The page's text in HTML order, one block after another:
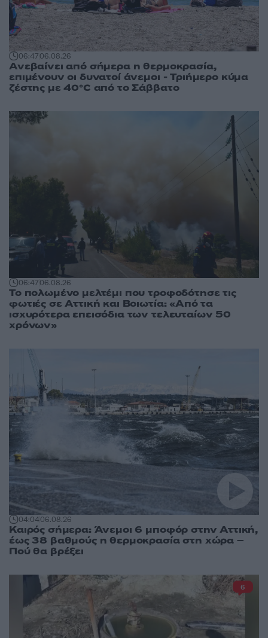
06:4706.08.26
Ανεβαίνει από σήμερα η θερμοκρασία,
επιμένουν οι δυνατοί άνεμοι - Τριήμερο κύμα
ζέστης με 40°C από το Σάββατο
06:4706.08.26
Το πολωμένο μελτέμι που τροφοδότησε τις
φωτιές σε Αττική και Βοιωτία: «Από τα
ισχυρότερα επεισόδια των τελευταίων 50
χρόνων»
04:0406.08.26
Καιρός σήμερα: Άνεμοι 6 μποφόρ στην Αττική,
έως 38 βαθμούς η θερμοκρασία στη χώρα –
Πού θα βρέξει
6